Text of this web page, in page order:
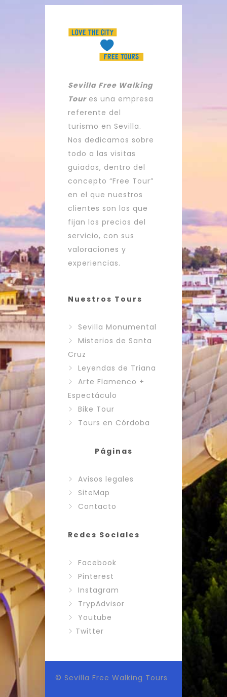
Sevilla Free Walking
Toures una empresa
referente del
turismo en Sevilla.
Nos dedicamos sobre
todo a las visitas
guiadas, dentro del
concepto “Free Tour”
en el que nuestros
clientes son los que
fijan los precios del
servicio, con sus
valoraciones y
experiencias.
Nuestros Tours
Sevilla Monumental
Misterios de Santa
Cruz
Leyendas de Triana
Arte Flamenco +
Espectáculo
Bike Tour
Tours en Córdoba
Páginas
Avisos legales
SiteMap
Contacto
Redes Sociales
Facebook
Pinterest
Instagram
TrypAdvisor
Youtube
Twitter
© Sevilla Free Walking Tours